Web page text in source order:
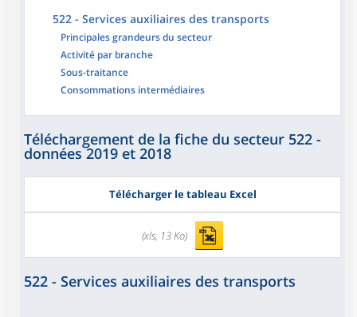
522 - Services auxiliaires des transports
Principales grandeurs du secteur
Activité par branche
Sous-traitance
Consommations intermédiaires
Téléchargement de la fiche du secteur 522 -
données 2019 et 2018
Télécharger le tableau Excel
(xls, 13 Ko)
522 - Services auxiliaires des transports